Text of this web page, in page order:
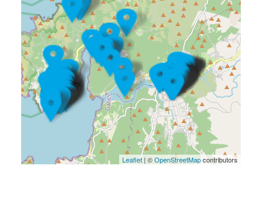
Leaflet| ©OpenStreetMapcontributors